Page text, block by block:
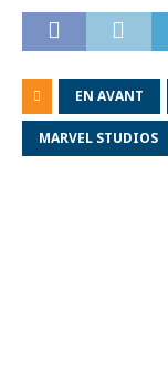
EN AVANT
MARVEL STUDIOS